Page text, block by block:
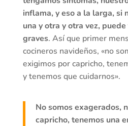
inflama, y eso a la larga, si
una y otra y otra vez,
graves. Así que primer
cocineros navideños, «no
exigimos por capricho,
y tenemos que cuidarnos».
No somos exagerados,
capricho, tenemos una